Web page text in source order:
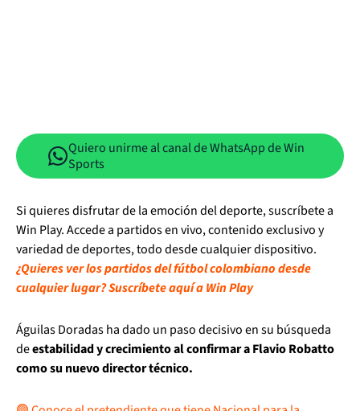
Quiero unirme al canal de WhatsApp de Win
Sports
Si quieres disfrutar de la emoción del deporte, suscríbete a
Win Play. Accede a partidos en vivo, contenido exclusivo y
variedad de deportes, todo desde cualquier dispositivo.
¿Quieres ver los partidos del fútbol colombiano desde
cualquier lugar? Suscríbete aquí a Win Play
Águilas Doradas ha dado un paso decisivo en su búsqueda
deestabilidad y crecimiento al confirmar a Flavio Robatto
como su nuevo director técnico.